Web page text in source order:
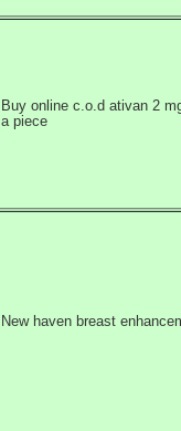
Buy online c.o.d ativan 2
a piece
New haven breast